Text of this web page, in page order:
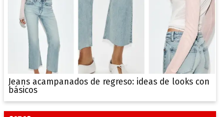
Jeans acampanados de regreso: ideas de looks con
básicos